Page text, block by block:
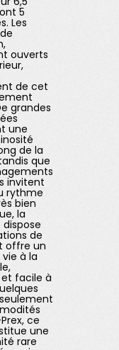
5
Les
ouverts
de cet
grandes
une
de la
que
invitent
rythme
bien
la
de
offre un
à la
facile à
ce
une
rare